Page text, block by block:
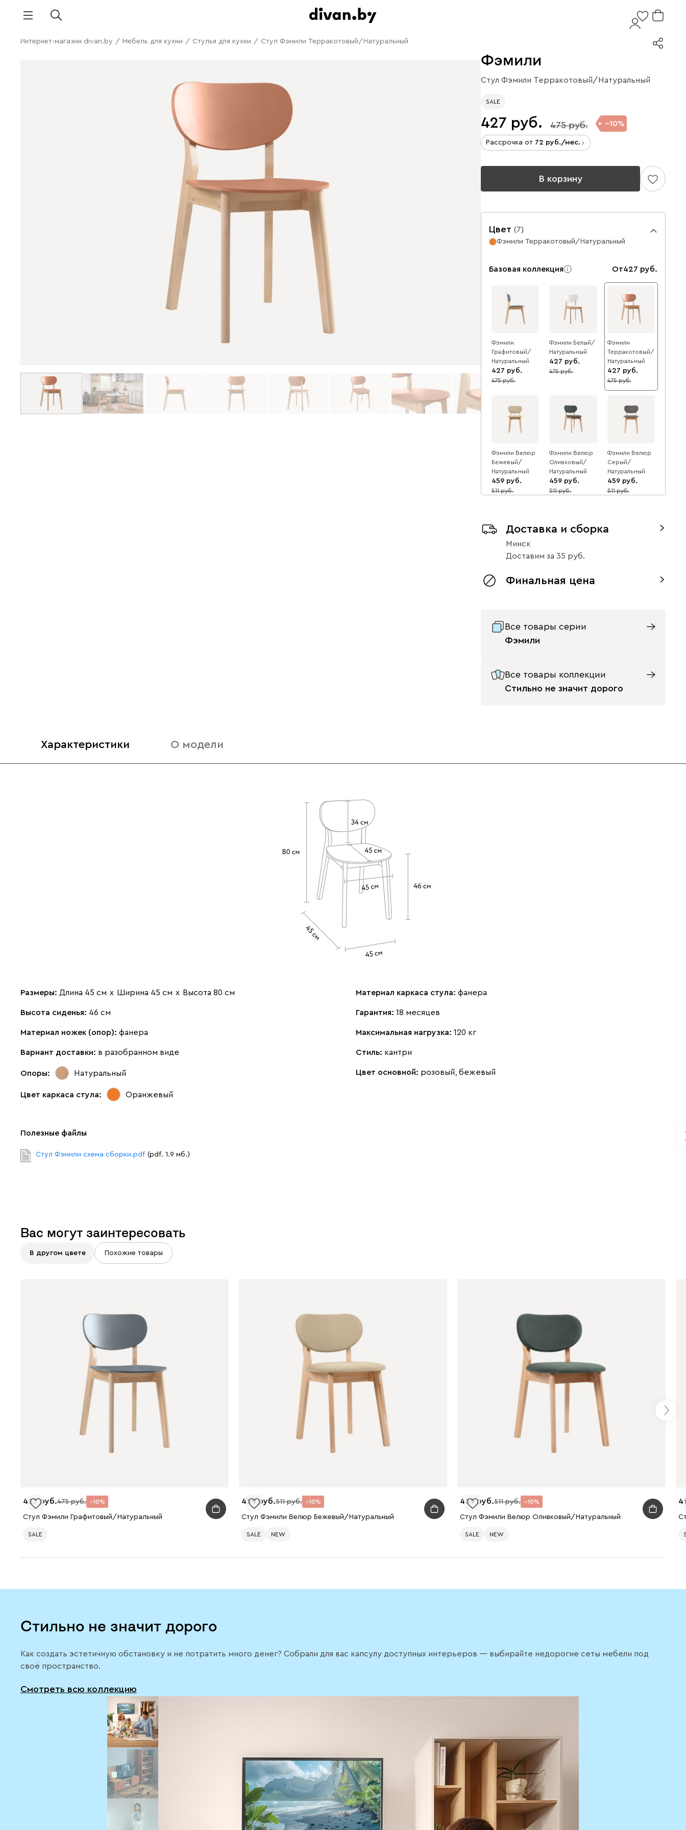
Интернет-магазин divan.by / Мебель для кухни / Стулья для кухни / Стул Фэмили Терракотовый/Натуральный
Фэмили
Стул Фэмили Терракотовый/Натуральный
SALE
427 475 10
Рассрочка от 72 /мес.
В корзину
Цвет (7)
Фэмили Терракотовый/Натуральный
Базовая коллекция От427
Фэмили
Графитовый/
Натуральный
427
10
475
Фэмили Белый/
Натуральный
427
10
475
Фэмили
Терракотовый/
Натуральный
427
10
475
Фэмили Велюр
Бежевый/
Натуральный
459
10
511
Фэмили Велюр
Оливковый/
Натуральный
459
10
511
Фэмили Велюр
Серый/
Натуральный
459
10
511
Натуральный
Доставка и сборка
Минск
Доставим за 35
Финальная цена
Все товары серии
Фэмили
Все товары коллекции
Стильно не значит дорого
Характеристики О модели
Размеры: Длина 45 см х Ширина 45 см х Высота 80 см
Высота сиденья: 46 см
Материал ножек (опор): фанера
Вариант доставки: в разобранном виде
Опоры: Натуральный
Цвет каркаса стула: Оранжевый
Материал каркаса стула: фанера
Гарантия: 18 месяцев
Максимальная нагрузка: 120 кг
Стиль: кантри
Цвет основной: розовый, бежевый
Полезные файлы
Стул Фэмили схема сборки.pdf (pdf. 1.9 мб.)
Вас могут заинтересовать
В другом цвете Похожие товары
427 475 10
Стул Фэмили Графитовый/Натуральный
SALE
459 511 10
Стул Фэмили Велюр Бежевый/Натуральный
SALE NEW
459 511 10
Стул Фэмили Велюр Оливковый/Натуральный
SALE NEW
Стильно не значит дорого
Как создать эстетичную обстановку и не потратить много денег? Собрали для вас капсулу доступных интерьеров — выбирайте недорогие сеты мебели под
своё пространство.
Смотреть всю коллекцию